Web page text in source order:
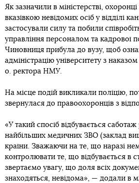
Як зазначили в міністерстві, охоронці
вказівкою невідомих осіб у відділі
застосували силу та побили
управління персоналом та кадрової
Чиновниця прибула до вузу, щоб
адміністрацію університету з
о. ректора НМУ.
На місце подій викликали поліцію,
звернулася до правоохоронців з
«У такий спосіб відбувається
найбільших медичних ЗВО (заклад
країни. Зважаючи на те, що наразі
контролювати те, що відбувається в
звертаємо увагу, що доля всіх
знаходяться, невідома», — додали в